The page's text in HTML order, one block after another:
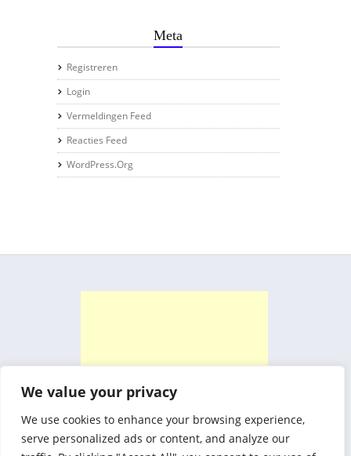
We value your privacy
We use cookies to enhance your browsing experience,
serve personalized ads or content, and analyze our
Meta
Registreren
Login
Vermeldingen Feed
Reacties Feed
WordPress.org